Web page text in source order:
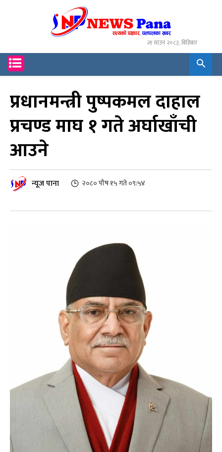
२१ साउन २०८३, बिहिबार
प्रधानमन्त्री पुष्पकमल दाहाल
प्रचण्ड माघ १ गते अर्घाखाँची
आउने
न्यूज पाना २०८० पौष १५ गते ०९:५४